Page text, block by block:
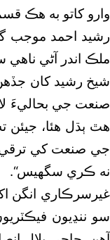
وارو کاتو به هڪ
ملڪ اندر آڻي ناهي
شيخ رشيد کان
صنعت جي بحاليءَ
هٿ ٻڌل هئا، جيئن
جي صنعت کي ترقي
نه ڪري سگھيس“.